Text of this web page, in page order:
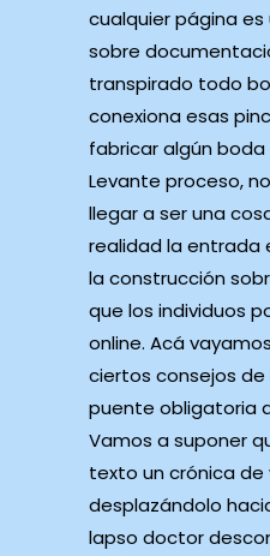
cualquier página
sobre
transpirado todo
conexiona esas
fabricar algún
Levante proceso,
llegar a ser una
realidad la entrada
la construcción
que los individuos
online. Acá
ciertos consejos
puente obligatoria
Vamos a suponer
texto un crónica
desplazándolo
lapso doctor